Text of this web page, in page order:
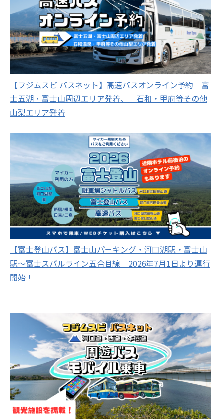
【フジムスビ バスネット】高速バスオンライン予約 富
士五湖・富士山周辺エリア発着、 石和・甲府等その他
山梨エリア発着
【富士登山バス】富士山パーキング・河口湖駅・富士山
駅～富士スバルライン五合目線 2026年7月1日より運行
開始！